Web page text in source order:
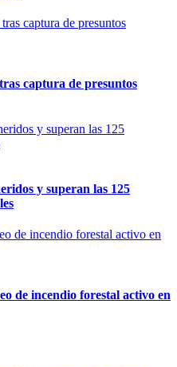
captura de presuntos
y superan las 125
de incendio forestal activo en